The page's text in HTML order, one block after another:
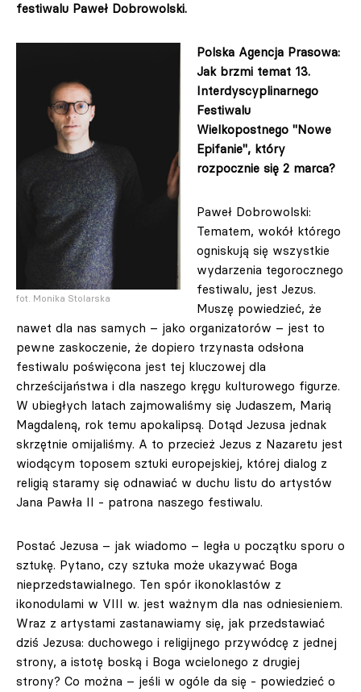
festiwalu Paweł Dobrowolski.
fot. Monika Stolarska
Polska Agencja Prasowa:
Jak brzmi temat 13.
Interdyscyplinarnego
Festiwalu
Wielkopostnego "Nowe
Epifanie", który
rozpocznie się 2 marca?
Paweł Dobrowolski:
Tematem, wokół którego
ogniskują się wszystkie
wydarzenia tegorocznego
festiwalu, jest Jezus.
Muszę powiedzieć, że
nawet dla nas samych – jako organizatorów – jest to
pewne zaskoczenie, że dopiero trzynasta odsłona
festiwalu poświęcona jest tej kluczowej dla
chrześcijaństwa i dla naszego kręgu kulturowego figurze.
W ubiegłych latach zajmowaliśmy się Judaszem, Marią
Magdaleną, rok temu apokalipsą. Dotąd Jezusa jednak
skrzętnie omijaliśmy. A to przecież Jezus z Nazaretu jest
wiodącym toposem sztuki europejskiej, której dialog z
religią staramy się odnawiać w duchu listu do artystów
Jana Pawła II - patrona naszego festiwalu.
Postać Jezusa – jak wiadomo – legła u początku sporu o
sztukę. Pytano, czy sztuka może ukazywać Boga
nieprzedstawialnego. Ten spór ikonoklastów z
ikonodulami w VIII w. jest ważnym dla nas odniesieniem.
Wraz z artystami zastanawiamy się, jak przedstawiać
dziś Jezusa: duchowego i religijnego przywódcę z jednej
strony, a istotę boską i Boga wcielonego z drugiej
strony? Co można – jeśli w ogóle da się - powiedzieć o